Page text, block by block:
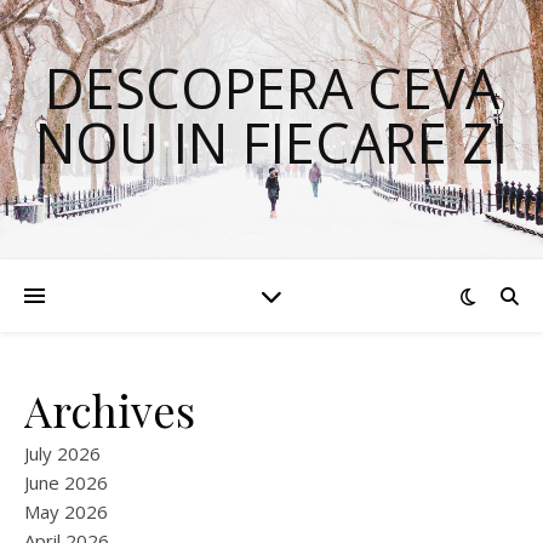
DESCOPERA CEVA
NOU IN FIECARE ZI
Archives
July 2026
June 2026
May 2026